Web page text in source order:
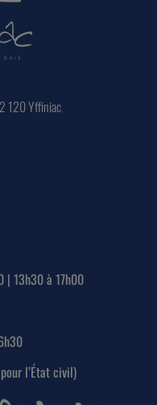
120 Yffiniac
| 13h30 à 17h00
l’État civil)